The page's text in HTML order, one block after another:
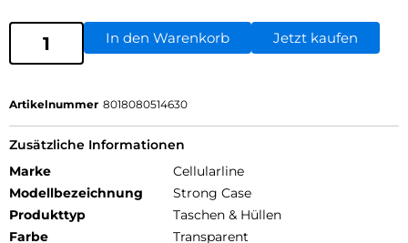
In den Warenkorb Jetzt kaufen
Artikelnummer 8018080514630
Zusätzliche Informationen
Marke
Cellularline
Modellbezeichnung
Strong Case
Produkttyp
Taschen & Hüllen
Farbe
Transparent